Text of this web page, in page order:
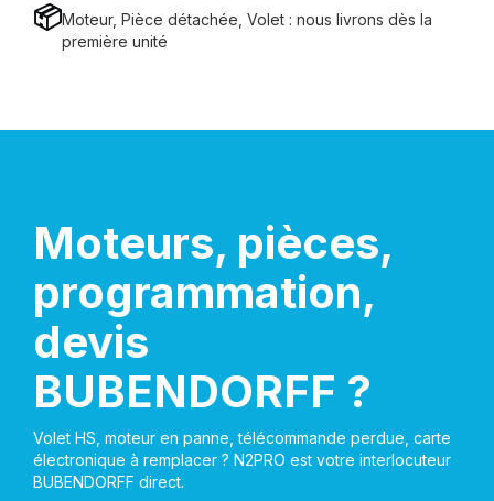
📦Moteur, Pièce détachée, Volet : nous livrons dès la
première unité
Moteurs, pièces,
programmation,
devis
BUBENDORFF ?
Volet HS, moteur en panne, télécommande perdue, carte
électronique à remplacer ? N2PRO est votre interlocuteur
BUBENDORFF direct.